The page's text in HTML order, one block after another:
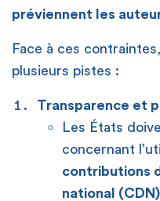
préviennent les
Face à ces
plusieurs pistes :
Transparence et
Les États
concernant
contributions
national (CDN)